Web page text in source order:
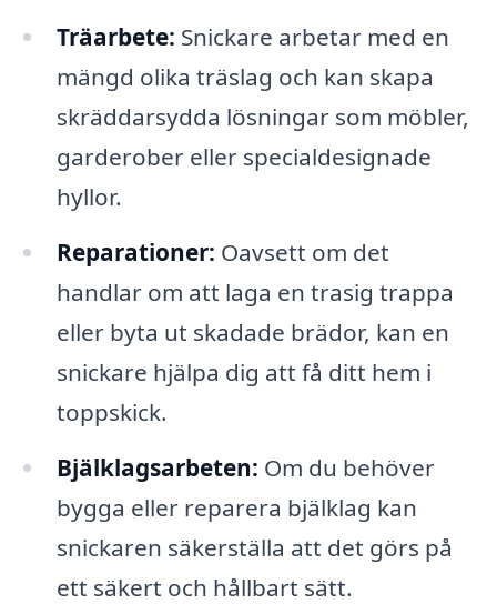
Träarbete: Snickare arbetar med en
mängd olika träslag och kan skapa
skräddarsydda lösningar som möbler,
garderober eller specialdesignade
hyllor.
Reparationer: Oavsett om det
handlar om att laga en trasig trappa
eller byta ut skadade brädor, kan en
snickare hjälpa dig att få ditt hem i
toppskick.
Bjälklagsarbeten: Om du behöver
bygga eller reparera bjälklag kan
snickaren säkerställa att det görs på
ett säkert och hållbart sätt.